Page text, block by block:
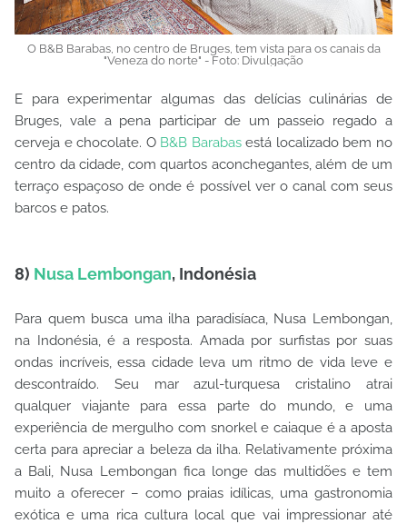
O B&B Barabas, no centro de Bruges, tem vista para os canais da
"Veneza do norte" - Foto: Divulgação
E para experimentar algumas das delícias culinárias de
Bruges, vale a pena participar de um passeio regado a
cerveja e chocolate. O B&B Barabasestá localizado bem no
centro da cidade, com quartos aconchegantes, além de um
terraço espaçoso de onde é possível ver o canal com seus
barcos e patos.
8) Nusa Lembongan, Indonésia
Para quem busca uma ilha paradisíaca, Nusa Lembongan,
na Indonésia, é a resposta. Amada por surfistas por suas
ondas incríveis, essa cidade leva um ritmo de vida leve e
descontraído. Seu mar azul-turquesa cristalino atrai
qualquer viajante para essa parte do mundo, e uma
experiência de mergulho com snorkel e caiaque é a aposta
certa para apreciar a beleza da ilha. Relativamente próxima
a Bali, Nusa Lembongan fica longe das multidões e tem
muito a oferecer – como praias idílicas, uma gastronomia
exótica e uma rica cultura local que vai impressionar até